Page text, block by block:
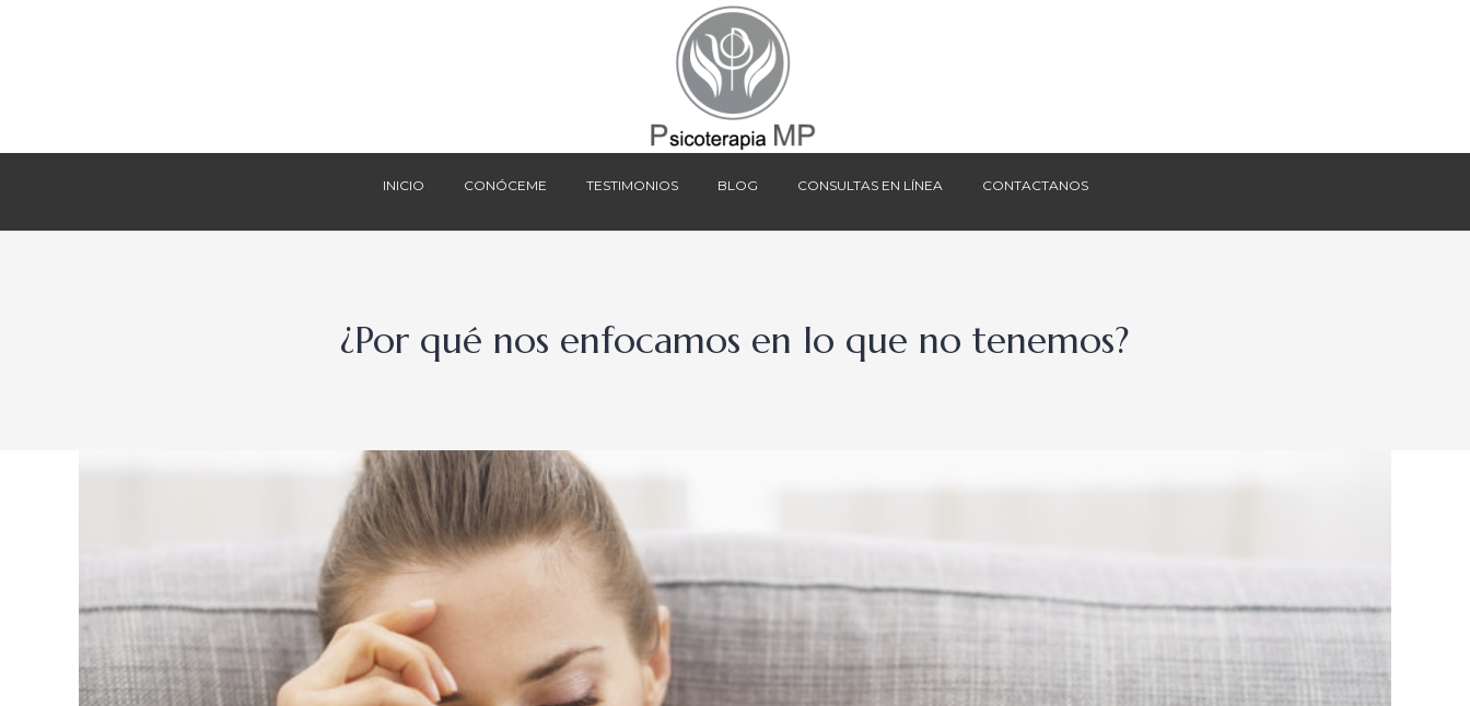
INICIO CONÓCEME TESTIMONIOS BLOG CONSULTAS EN LÍNEA CONTACTANOS
¿Por qué nos enfocamos en lo que no tenemos?
BLOG